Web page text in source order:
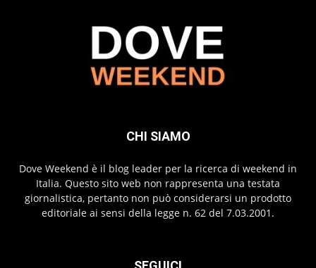
CHI SIAMO
Dove Weekend è il blog leader per la ricerca di weekend in
Italia. Questo sito web non rappresenta una testata
giornalistica, pertanto non può considerarsi un prodotto
editoriale ai sensi della legge n. 62 del 7.03.2001.